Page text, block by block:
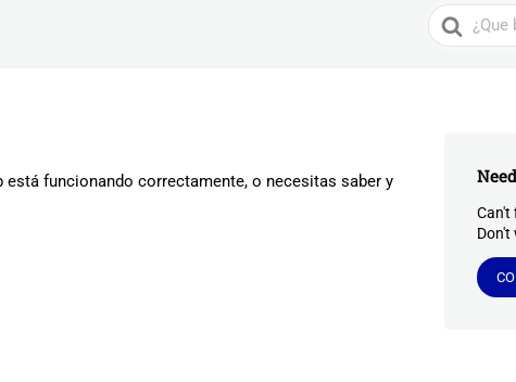
Search
For
funcionando correctamente, o necesitas saber y
Can't
Don't